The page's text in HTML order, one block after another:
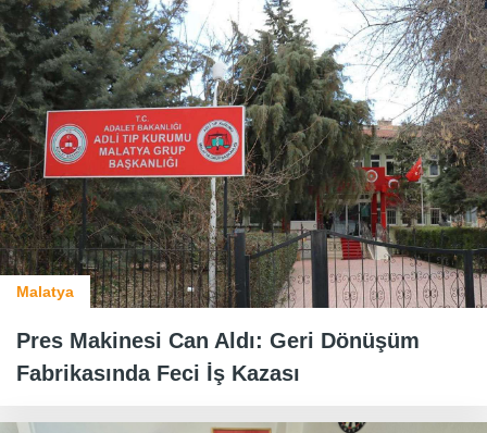
Malatya
Pres Makinesi Can Aldı: Geri Dönüşüm
Fabrikasında Feci İş Kazası